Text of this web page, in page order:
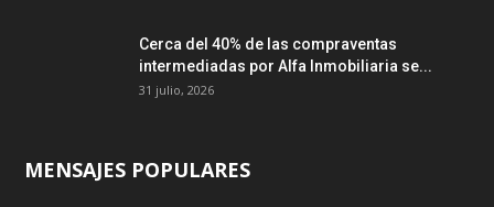
Cerca del 40% de las compraventas
intermediadas por Alfa Inmobiliaria se...
31 julio, 2026
MENSAJES POPULARES